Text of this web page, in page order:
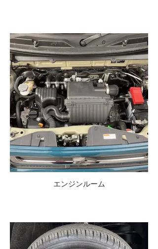
エンジンルーム